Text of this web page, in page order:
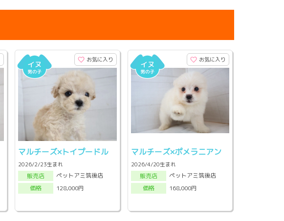
お気に入り
マルチーズ×トイプードル
2026/2/23生まれ
販売店
ペットアミ筑後店
価格
128,000円
お気に入り
マルチーズ×ポメラニアン
2026/4/20生まれ
販売店
ペットアミ筑後店
価格
168,000円